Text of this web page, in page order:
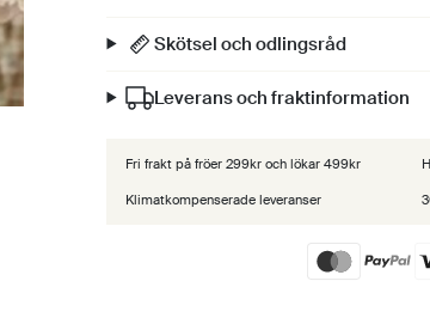
Skötsel och odlingsråd
Leverans och fraktinformation
Fri frakt på fröer 299kr och lökar 499kr
Klimatkompenserade leveranser